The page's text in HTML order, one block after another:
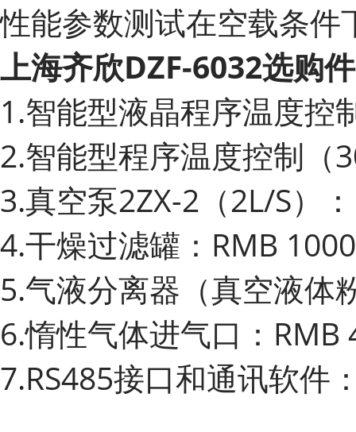
性能参数测试在空载条
上海齐欣DZF-6032选购件
1.智能型液晶程序温度控
2.智能型程序温度控制（
3.真空泵2ZX-2（2L/S）
4.干燥过滤罐：RMB
5.气液分离器（真空液体
6.惰性气体进气口：RMB
7.RS485接口和通讯软件